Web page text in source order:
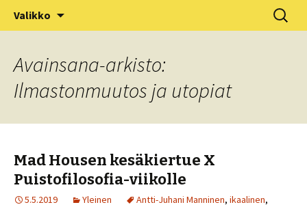
Puistofilosofia
XV Puistofilosofia-viikko Ikaalisissa
15.-19.7.2025
Valikko Haku:
Avainsana-arkisto:
Ilmastonmuutos ja utopiat
Mad Housen kesäkiertue X
Puistofilosofia-viikolle
5.5.2019 Yleinen Antti-Juhani Manninen, ikaalinen,